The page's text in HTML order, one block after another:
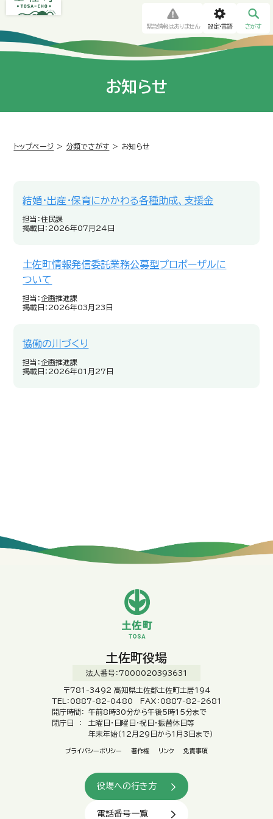
緊急情報はありません 設定・言語 さがす
お知らせ
トップページ > 分類でさがす > お知らせ
結婚・出産・保育にかかわる各種助成、支援金
担当：住民課
掲載日：2026年07月24日
土佐町情報発信委託業務公募型プロポーザルに
ついて
担当：企画推進課
掲載日：2026年03月23日
協働の川づくり
担当：企画推進課
掲載日：2026年01月27日
土佐町役場
法人番号：7000020393631
〒781-3492 高知県土佐郡土佐町土居194
TEL：0887-82-0480 FAX：0887-82-2681
開庁時間：
午前8時30分から午後5時15分まで
閉庁日 ：
土曜日・日曜日・祝日・振替休日等
年末年始（12月29日から1月3日まで）
プライバシーポリシー 著作権 リンク 免責事項
役場への行き方
電話番号一覧